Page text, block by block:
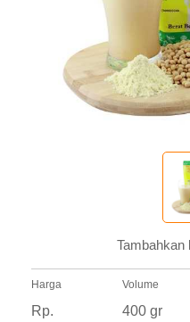
Tambahkan
Harga
Rp.
Volume
400 gr